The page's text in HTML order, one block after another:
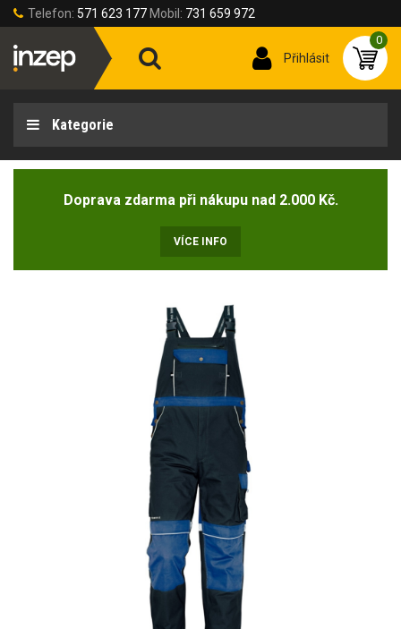
Telefon: 571 623 177 Mobil: 731 659 972
Přihlásit
0
Kategorie
Doprava zdarma při nákupu nad 2.000 Kč.
VÍCE INFO